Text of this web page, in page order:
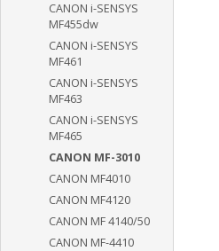
CANON i-SENSYS
MF455dw
CANON i-SENSYS
MF461
CANON i-SENSYS
MF463
CANON i-SENSYS
MF465
CANON MF-3010
CANON MF4010
CANON MF4120
CANON MF 4140/50
CANON MF-4410